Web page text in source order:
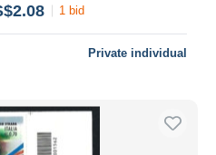
1 bid
Private individual